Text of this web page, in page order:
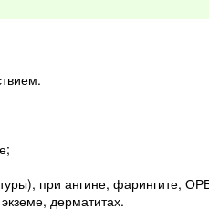
при ангине, фарингите,
дерматитах.